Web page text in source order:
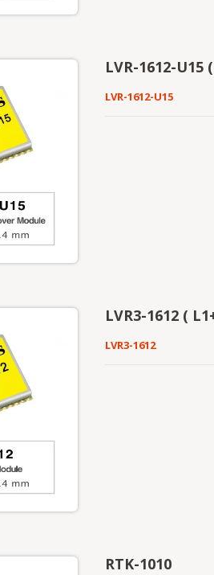
LVR-1612-U15
LVR-1612-U15
LVR3-1612 (
LVR3-1612
RTK-1010